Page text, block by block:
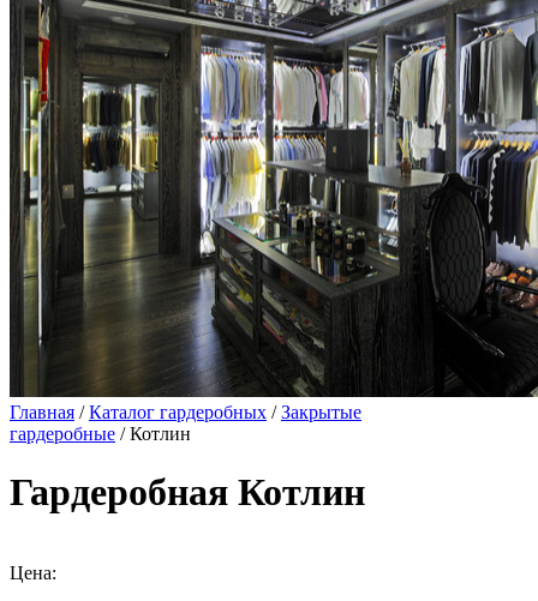
Главная /Каталог гардеробных /Закрытые
гардеробные / Котлин
Гардеробная Котлин
Цена: